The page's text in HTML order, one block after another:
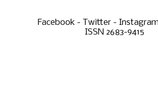
Facebook - Twitter -
ISSN 2683-9415